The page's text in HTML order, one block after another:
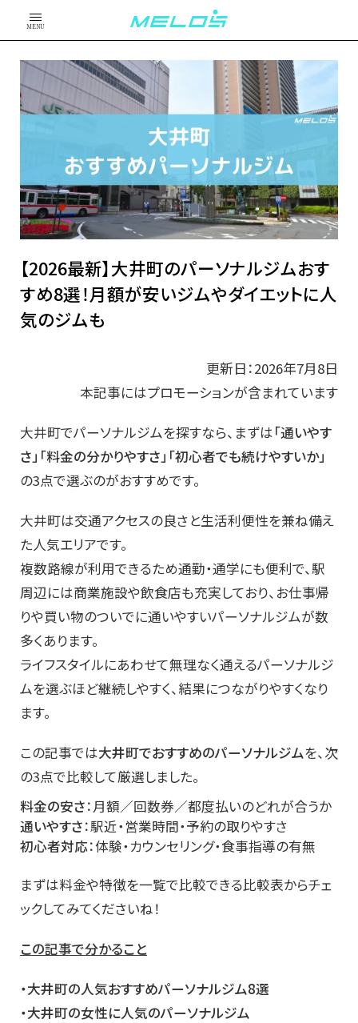
MENU
【2026最新】大井町のパーソナルジムおす
すめ8選！月額が安いジムやダイエットに人
気のジムも
更新日：2026年7月8日
本記事にはプロモーションが含まれています
大井町でパーソナルジムを探すなら、まずは「通いやす
さ」「料金の分かりやすさ」「初心者でも続けやすいか」
の3点で選ぶのがおすすめです。
大井町は交通アクセスの良さと生活利便性を兼ね備え
た人気エリアです。
複数路線が利用できるため通勤・通学にも便利で、駅
周辺には商業施設や飲食店も充実しており、お仕事帰
りや買い物のついでに通いやすいパーソナルジムが数
多くあります。
ライフスタイルにあわせて無理なく通えるパーソナルジ
ムを選ぶほど継続しやすく、結果につながりやすくなり
ます。
この記事では大井町でおすすめのパーソナルジムを、次
の3点で比較して厳選しました。
料金の安さ：月額／回数券／都度払いのどれが合うか
通いやすさ：駅近・営業時間・予約の取りやすさ
初心者対応：体験・カウンセリング・食事指導の有無
まずは料金や特徴を一覧で比較できる比較表からチェ
ックしてみてくださいね！
この記事で分かること
・大井町の人気おすすめパーソナルジム8選
・大井町の女性に人気のパーソナルジム